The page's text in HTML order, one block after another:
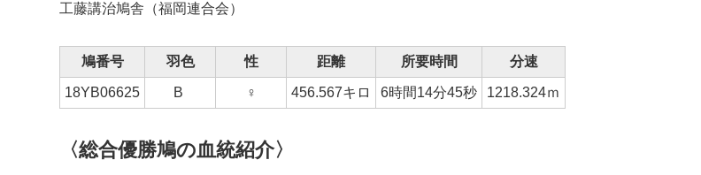
工藤講治鳩舎（福岡連合会）
鳩番号 羽色 性 距離 所要時間 分速
18YB06625 B ♀ 456.567キロ 6時間14分45秒 1218.324ｍ
〈総合優勝鳩の血統紹介〉